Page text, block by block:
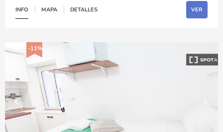
INFO MAPA DETALLES VER
-11%